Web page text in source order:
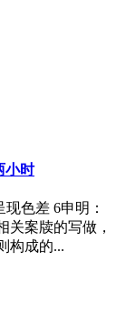
小时
色差 6申明：
关案牍的写做，
构成的...